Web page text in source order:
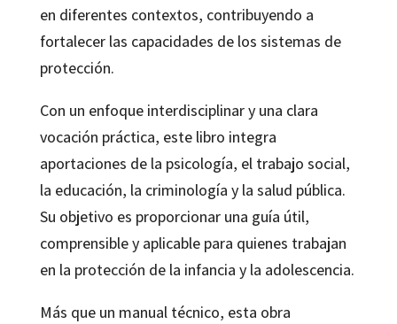
en diferentes contextos, contribuyendo a
fortalecer las capacidades de los sistemas de
protección.
Con un enfoque interdisciplinar y una clara
vocación práctica, este libro integra
aportaciones de la psicología, el trabajo social,
la educación, la criminología y la salud pública.
Su objetivo es proporcionar una guía útil,
comprensible y aplicable para quienes trabajan
en la protección de la infancia y la adolescencia.
Más que un manual técnico, esta obra